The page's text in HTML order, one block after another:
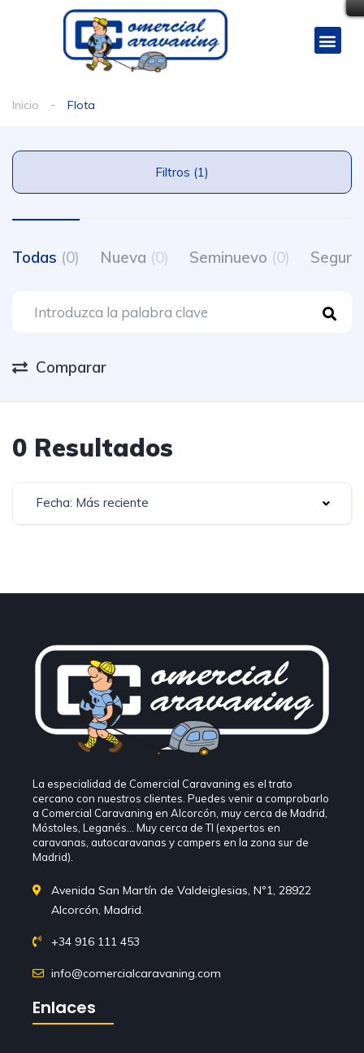
Inicio Flota
Filtros (1)
Todas (0) Nueva (0) Seminuevo (0)
Comparar
0 Resultados
Fecha: Más reciente
La especialidad de Comercial Caravaning es el trato
cercano con nuestros clientes. Puedes venir a comprobarlo
a Comercial Caravaning en Alcorcón, muy cerca de Madrid,
Móstoles, Leganés… Muy cerca de TI (expertos en
caravanas, autocaravanas y campers en la zona sur de
Madrid).
Avenida San Martín de Valdeiglesias, Nº1, 28922
Alcorcón, Madrid.
+34 916 111 453
info@comercialcaravaning.com
Enlaces